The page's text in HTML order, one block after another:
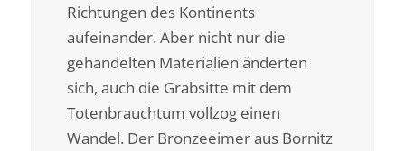
Richtungen des Kontinents
aufeinander. Aber nicht nur die
gehandelten Materialien änderten
sich, auch die Grabsitte mit dem
Totenbrauchtum vollzog einen
Wandel. Der Bronzeeimer aus Bornitz